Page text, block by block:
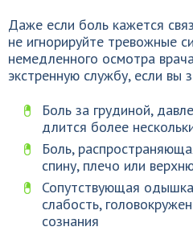
Даже если боль кажется
не игнорируйте тревожные
немедленного осмотра
экстренную службу, если вы
Боль за грудиной,
длится более
Боль,
спину, плечо или
Сопутствующая
слабость,
сознания